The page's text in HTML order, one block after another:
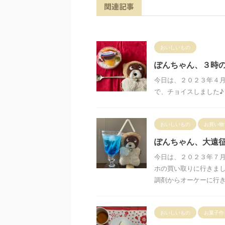
関連記事
おいしいもの
ぽんちゃん、３時
今日は、２０２３年４
で、チョイスしました
おいしいもの お買い物
ぽんちゃん、大遠
今日は、２０２３年７
ホの買い取りに行きま
調剤からオーケーに行
おいしいもの お菓子作